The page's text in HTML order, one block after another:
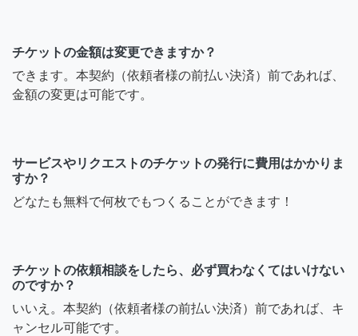
チケットの金額は変更できますか？
できます。本契約（依頼者様の前払い決済）前であれば、
金額の変更は可能です。
サービスやリクエストのチケットの発行に費用はかかりま
すか？
どなたも無料で何枚でもつくることができます！
チケットの依頼相談をしたら、必ず買わなくてはいけない
のですか？
いいえ。本契約（依頼者様の前払い決済）前であれば、キ
ャンセル可能です。